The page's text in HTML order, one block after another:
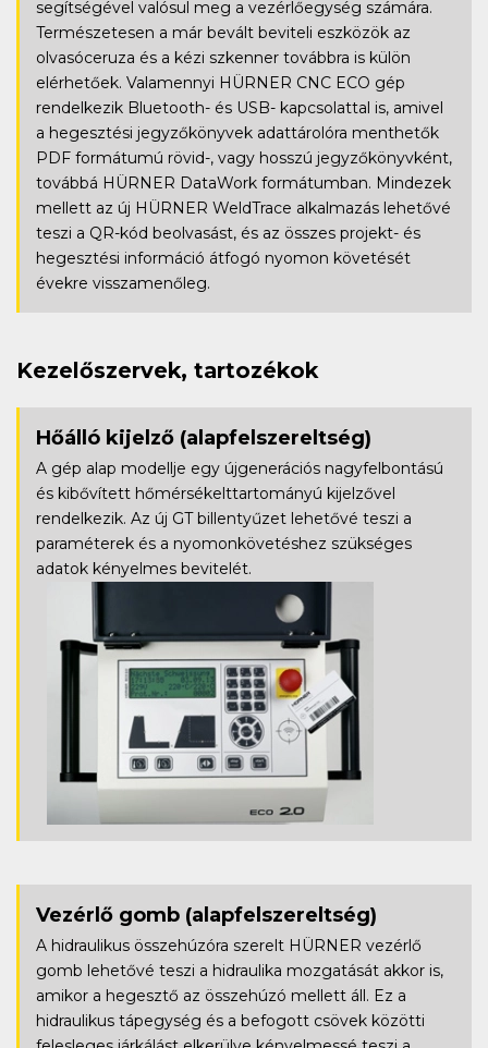
segítségével valósul meg a vezérlőegység számára.
Természetesen a már bevált beviteli eszközök az
olvasóceruza és a kézi szkenner továbbra is külön
elérhetőek. Valamennyi HÜRNER CNC ECO gép
rendelkezik Bluetooth- és USB- kapcsolattal is, amivel
a hegesztési jegyzőkönyvek adattárolóra menthetők
PDF formátumú rövid-, vagy hosszú jegyzőkönyvként,
továbbá HÜRNER DataWork formátumban. Mindezek
mellett az új HÜRNER WeldTrace alkalmazás lehetővé
teszi a QR-kód beolvasást, és az összes projekt- és
hegesztési információ átfogó nyomon követését
évekre visszamenőleg.
Kezelőszervek, tartozékok
Hőálló kijelző (alapfelszereltség)
A gép alap modellje egy újgenerációs nagyfelbontású
és kibővített hőmérsékelttartományú kijelzővel
rendelkezik. Az új GT billentyűzet lehetővé teszi a
paraméterek és a nyomonkövetéshez szükséges
adatok kényelmes bevitelét.
Vezérlő gomb (alapfelszereltség)
A hidraulikus összehúzóra szerelt HÜRNER vezérlő
gomb lehetővé teszi a hidraulika mozgatását akkor is,
amikor a hegesztő az összehúzó mellett áll. Ez a
hidraulikus tápegység és a befogott csövek közötti